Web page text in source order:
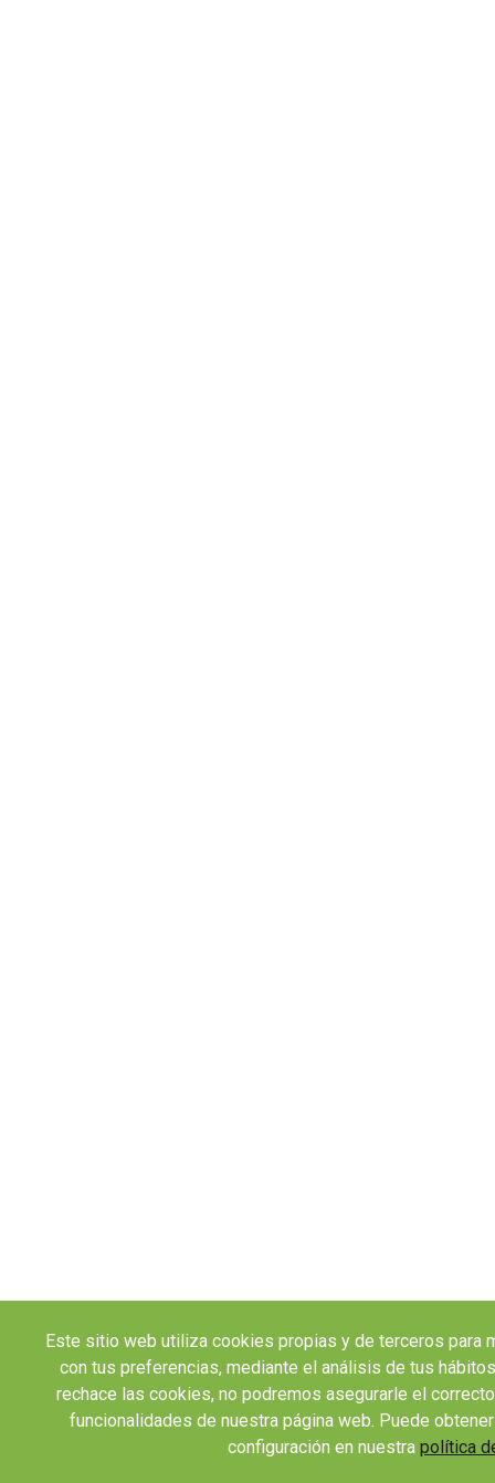
Este sitio web utiliza cookies propias y de terceros para
con tus preferencias, mediante el análisis de tus
rechace las cookies, no podremos asegurarle el
funcionalidades de nuestra página web. Puede
configuración en nuestra política